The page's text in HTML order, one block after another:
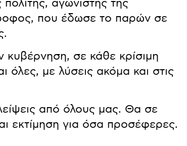
αγωνιστής της
που έδωσε το παρών σε
κυβέρνηση, σε κάθε κρίσιμη
όλες, με λύσεις ακόμα και στις
από όλους μας. Θα σε
εκτίμηση για όσα προσέφερες.